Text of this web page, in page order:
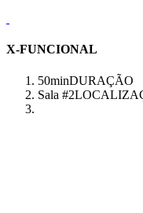
X-FUNCIONAL
50minDURAÇÃO
Sala #2